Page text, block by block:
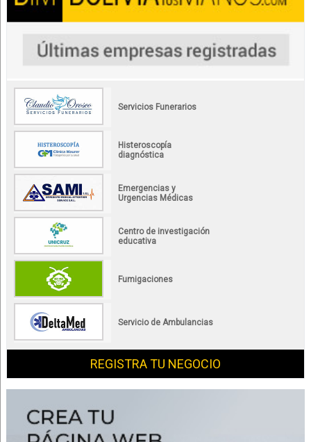
Servicios Funerarios
Histeroscopía
diagnóstica
Emergencias y
Urgencias Médicas
Centro de investigación
educativa
Fumigaciones
Servicio de Ambulancias
REGISTRA TU NEGOCIO